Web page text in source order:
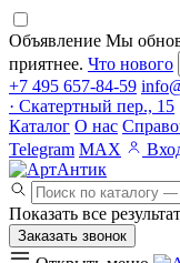
Объявление Мы
приятнее. Что нового
+7 495 657-84-59
· Скатертный пер., 15
Каталог О нас
Telegram MAX
Показать все
Заказать звонок